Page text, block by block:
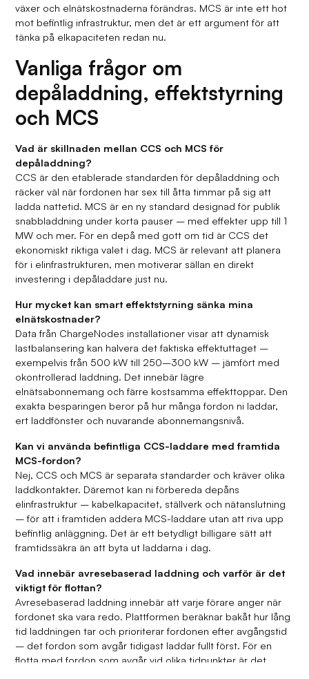
växer och elnätskostnaderna förändras. MCS är inte ett hot
mot befintlig infrastruktur, men det är ett argument för att
tänka på elkapaciteten redan nu.
Vanliga frågor om
depåladdning, effektstyrning
och MCS
Vad är skillnaden mellan CCS och MCS för
depåladdning?
CCS är den etablerade standarden för depåladdning och
räcker väl när fordonen har sex till åtta timmar på sig att
ladda nattetid. MCS är en ny standard designad för publik
snabbladdning under korta pauser – med effekter upp till 1
MW och mer. För en depå med gott om tid är CCS det
ekonomiskt riktiga valet i dag. MCS är relevant att planera
för i elinfrastrukturen, men motiverar sällan en direkt
investering i depåladdare just nu.
Hur mycket kan smart effektstyrning sänka mina
elnätskostnader?
Data från ChargeNodes installationer visar att dynamisk
lastbalansering kan halvera det faktiska effektuttaget –
exempelvis från 500 kW till 250–300 kW – jämfört med
okontrollerad laddning. Det innebär lägre
elnätsabonnemang och färre kostsamma effekttoppar. Den
exakta besparingen beror på hur många fordon ni laddar,
ert laddfönster och nuvarande abonnemangsnivå.
Kan vi använda befintliga CCS-laddare med framtida
MCS-fordon?
Nej, CCS och MCS är separata standarder och kräver olika
laddkontakter. Däremot kan ni förbereda depåns
elinfrastruktur – kabelkapacitet, ställverk och nätanslutning
– för att i framtiden addera MCS-laddare utan att riva upp
befintlig anläggning. Det är ett betydligt billigare sätt att
framtidssäkra än att byta ut laddarna i dag.
Vad innebär avresebaserad laddning och varför är det
viktigt för flottan?
Avresebaserad laddning innebär att varje förare anger när
fordonet ska vara redo. Plattformen beräknar bakåt hur lång
tid laddningen tar och prioriterar fordonen efter avgångstid
– det fordon som avgår tidigast laddar fullt först. För en
flotta med fordon som avgår vid olika tidpunkter är det